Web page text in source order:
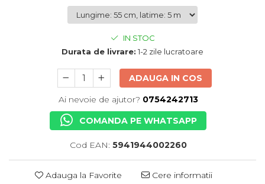
IN STOC
Durata de livrare: 1-2 zile lucratoare
ADAUGA IN COS
Ai nevoie de ajutor? 0754242713
COMANDA PE WHATSAPP
Cod EAN: 5941944002260
Adauga la Favorite Cere informatii